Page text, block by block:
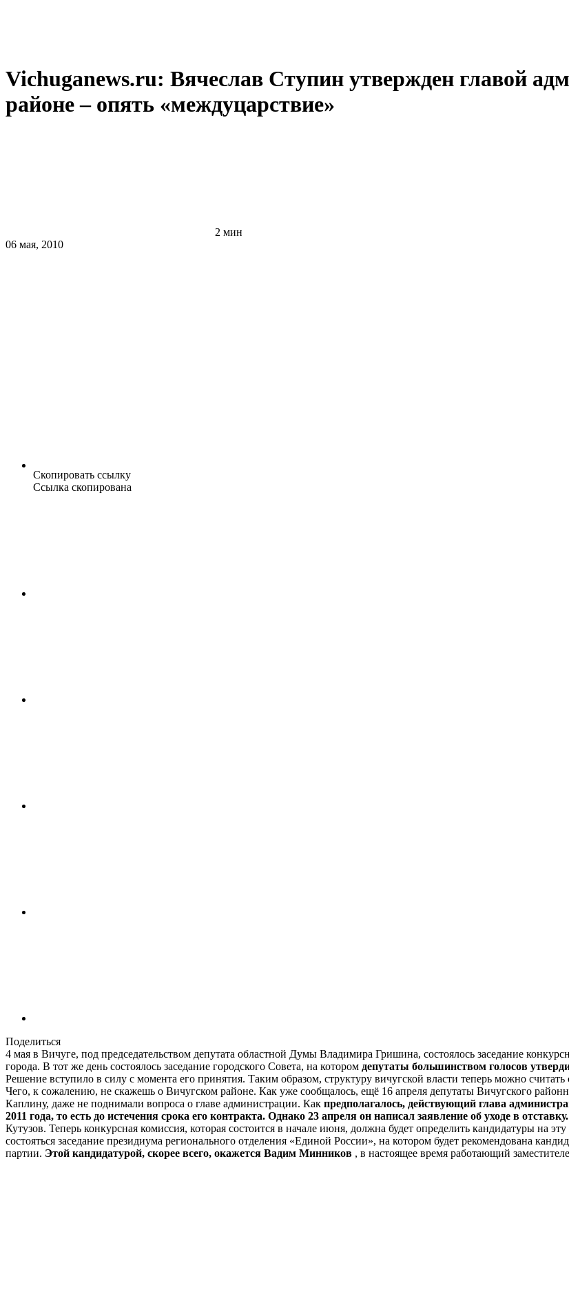
Vichuganews.ru: Вячеслав Ступин утвержден главой
районе – опять «междуцарствие»
2 мин
06 мая, 2010
Скопировать ссылку
Ссылка скопирована
Поделиться
4 мая в Вичуге, под председательством депутата областной Думы Владимира Гришина, состоялось заседание
города. В тот же день состоялось заседание городского Совета, на котором депутаты большинством голосов
Решение вступило в силу с момента его принятия. Таким образом, структуру вичугской власти теперь можно
Чего, к сожалению, не скажешь о Вичугском районе. Как уже сообщалось, ещё 16 апреля депутаты Вичугского
Каплину, даже не поднимали вопроса о главе администрации. Как предполагалось, действующий глава
2011 года, то есть до истечения срока его контракта. Однако 23 апреля он написал заявление об уходе в отставку.
Кутузов. Теперь конкурсная комиссия, которая состоится в начале июня, должна будет определить кандидатуры на
состояться заседание президиума регионального отделения «Единой России», на котором будет рекомендована
партии. Этой кандидатурой, скорее всего, окажется Вадим Минников , в настоящее время работающий